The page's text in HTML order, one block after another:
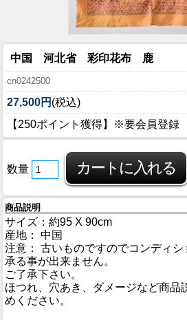
中国 河北省 彩印花布 鹿
cn0242500
27,500円 (税込)
【250ポイント獲得】※要会員登録
数量
商品説明
サイズ：約95 X 90cm
産地： 中国
注意： 古いものですのでコンディ
承る事が出来ません。
ご了承下さい。
ほつれ、穴あき、ダメージなど商品
めください。